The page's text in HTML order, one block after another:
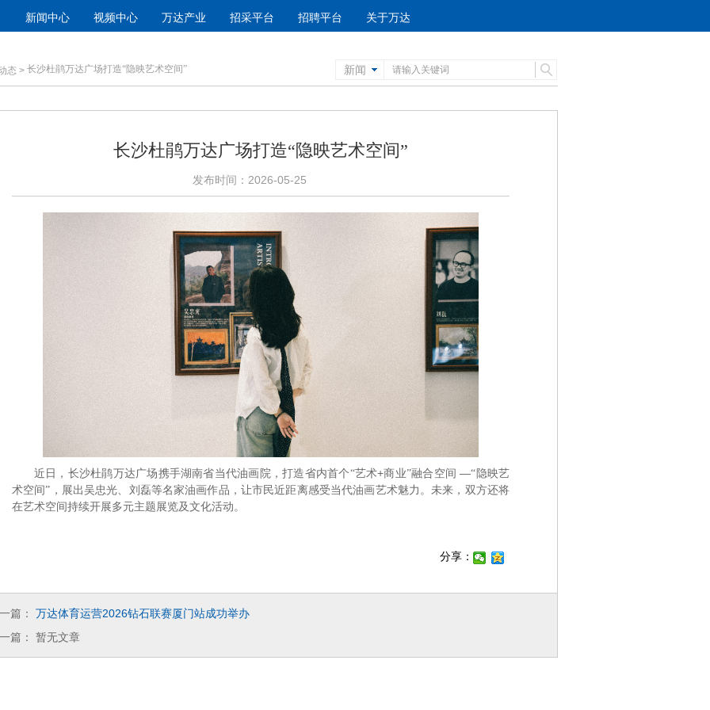
新闻中心 视频中心 万达产业 招采平台 招聘平台 关于万达
新闻
态 > 长沙杜鹃万达广场打造“隐映艺术空间”
长沙杜鹃万达广场打造“隐映艺术空间”
发布时间：2026-05-25
近日，长沙杜鹃万达广场携手湖南省当代油画院，打造省内首个“艺术+商业”融合空间 —“ 隐映艺
术空间” ，展出吴忠光、刘磊等名家油画作品，让市民近距离感受当代油画艺术魅力。未来，双方还将
在艺术空间持续开展多元主题展览及文化活动。
分享：
篇：
万达体育运营2026钻石联赛厦门站成功举办
篇：
暂无文章